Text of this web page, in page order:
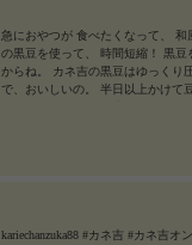
急におやつが 食べたくなって、
の黒豆を使って、 時間短縮！ 黒
からね。 カネ吉の黒豆はゆっくり
で、おいしいの。 半日以上かけて
kariechanzuka88 #カネ吉 #カネ吉